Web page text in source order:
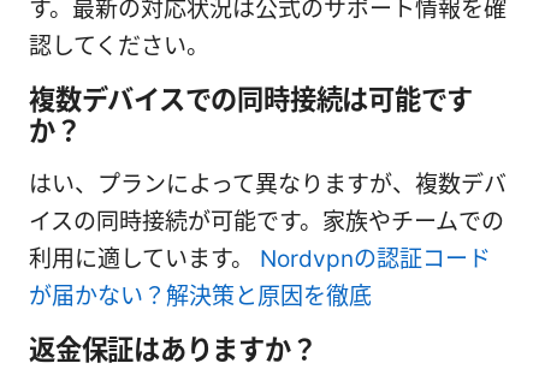
す。最新の対応状況は公式のサポート情報を確
認してください。
複数デバイスでの同時接続は可能です
か？
はい、プランによって異なりますが、複数デバ
イスの同時接続が可能です。家族やチームでの
利用に適しています。 Nordvpnの認証コード
が届かない？解決策と原因を徹底
返金保証はありますか？